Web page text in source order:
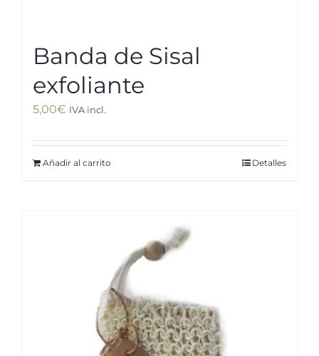
Banda de Sisal
exfoliante
5,00€ IVA incl.
Añadir al carrito Detalles